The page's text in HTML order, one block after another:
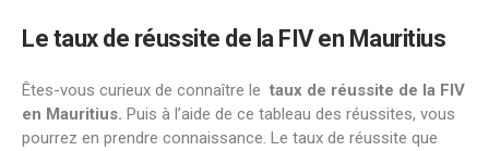
Le taux de réussite de la FIV en Mauritius
Êtes-vous curieux de connaître le taux de réussite de la FIV
en Mauritius. Puis à l’aide de ce tableau des réussites, vous
pourrez en prendre connaissance. Le taux de réussite que